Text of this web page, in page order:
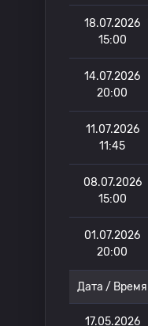
18.07.2026
15:00
14.07.2026
20:00
11.07.2026
11:45
08.07.2026
15:00
01.07.2026
20:00
Дата / Время
17.05.2026